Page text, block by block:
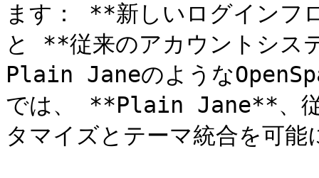
ます： **新しいログインフ
と **従来のアカウントシス
Plain Janeのような
では、 **Plain Jane**、従
タマイズとテーマ統合を可能